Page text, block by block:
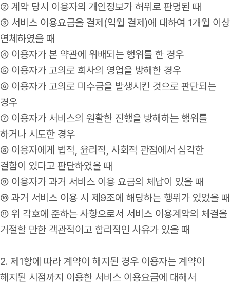
② 계약 당시 이용자의 개인정보가 허위로 판명된 때
③ 서비스 이용요금을 결제(익월 결제)에 대하여 1개월 이상
연체하였을 때
④ 이용자가 본 약관에 위배되는 행위를 한 경우
⑤ 이용자가 고의로 회사의 영업을 방해한 경우
⑥ 이용자가 고의로 미수금을 발생시킨 것으로 판단되는
경우
⑦ 이용자가 서비스의 원활한 진행을 방해하는 행위를
하거나 시도한 경우
⑧ 이용자에게 법적, 윤리적, 사회적 관점에서 심각한
결함이 있다고 판단하였을 때
⑨ 이용자가 과거 서비스 이용 요금의 체납이 있을 때
⑩ 과거 서비스 이용 시 제9조에 해당하는 행위가 있었을 때
⑪ 위 각호에 준하는 사항으로서 서비스 이용계약의 체결을
거절할 만한 객관적이고 합리적인 사유가 있을 때
2. 제1항에 따라 계약이 해지된 경우 이용자는 계약이
해지된 시점까지 이용한 서비스 이용요금에 대해서